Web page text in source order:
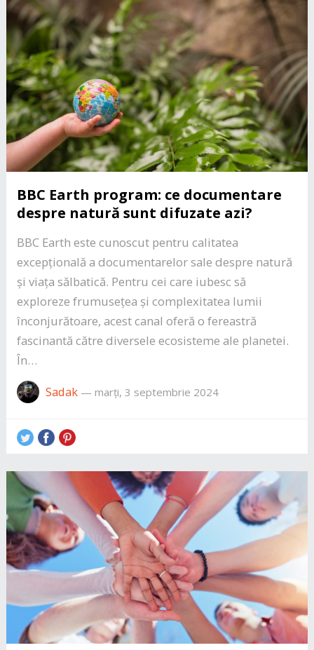
BBC Earth program: ce documentare
despre natură sunt difuzate azi?
BBC Earth este cunoscut pentru calitatea
excepțională a documentarelor sale despre natură
și viața sălbatică. Pentru cei care iubesc să
exploreze frumusețea și complexitatea lumii
înconjurătoare, acest canal oferă o fereastră
fascinantă către diversele ecosisteme ale planetei.
În…
Sadak— marți, 3 septembrie 2024